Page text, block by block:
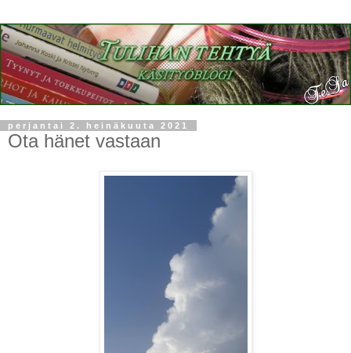
perjantai 2. heinäkuuta 2021
Ota hänet vastaan